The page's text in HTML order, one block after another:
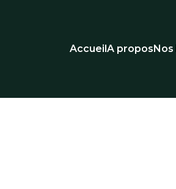
AccueilA propos